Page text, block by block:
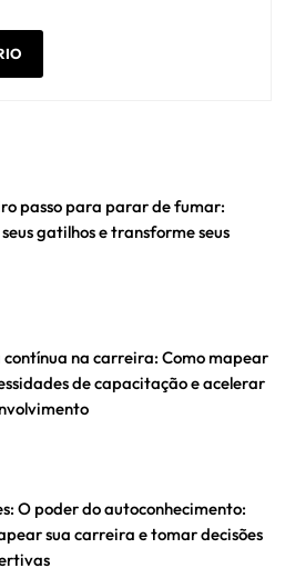
passo para parar de fumar:
gatilhos e transforme seus
contínua na carreira: Como mapear
de capacitação e acelerar
O poder do autoconhecimento:
sua carreira e tomar decisões